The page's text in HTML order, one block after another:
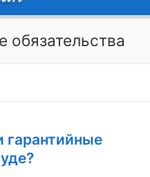
обязательства
гарантийные